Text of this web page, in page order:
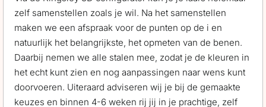
zelf samenstellen zoals je wil. Na het samenstellen
maken we een afspraak voor de punten op de i en
natuurlijk het belangrijkste, het opmeten van de benen.
Daarbij nemen we alle stalen mee, zodat je de kleuren in
het echt kunt zien en nog aanpassingen naar wens kunt
doorvoeren. Uiteraard adviseren wij je bij de gemaakte
keuzes en binnen 4-6 weken rij jij in je prachtige, zelf